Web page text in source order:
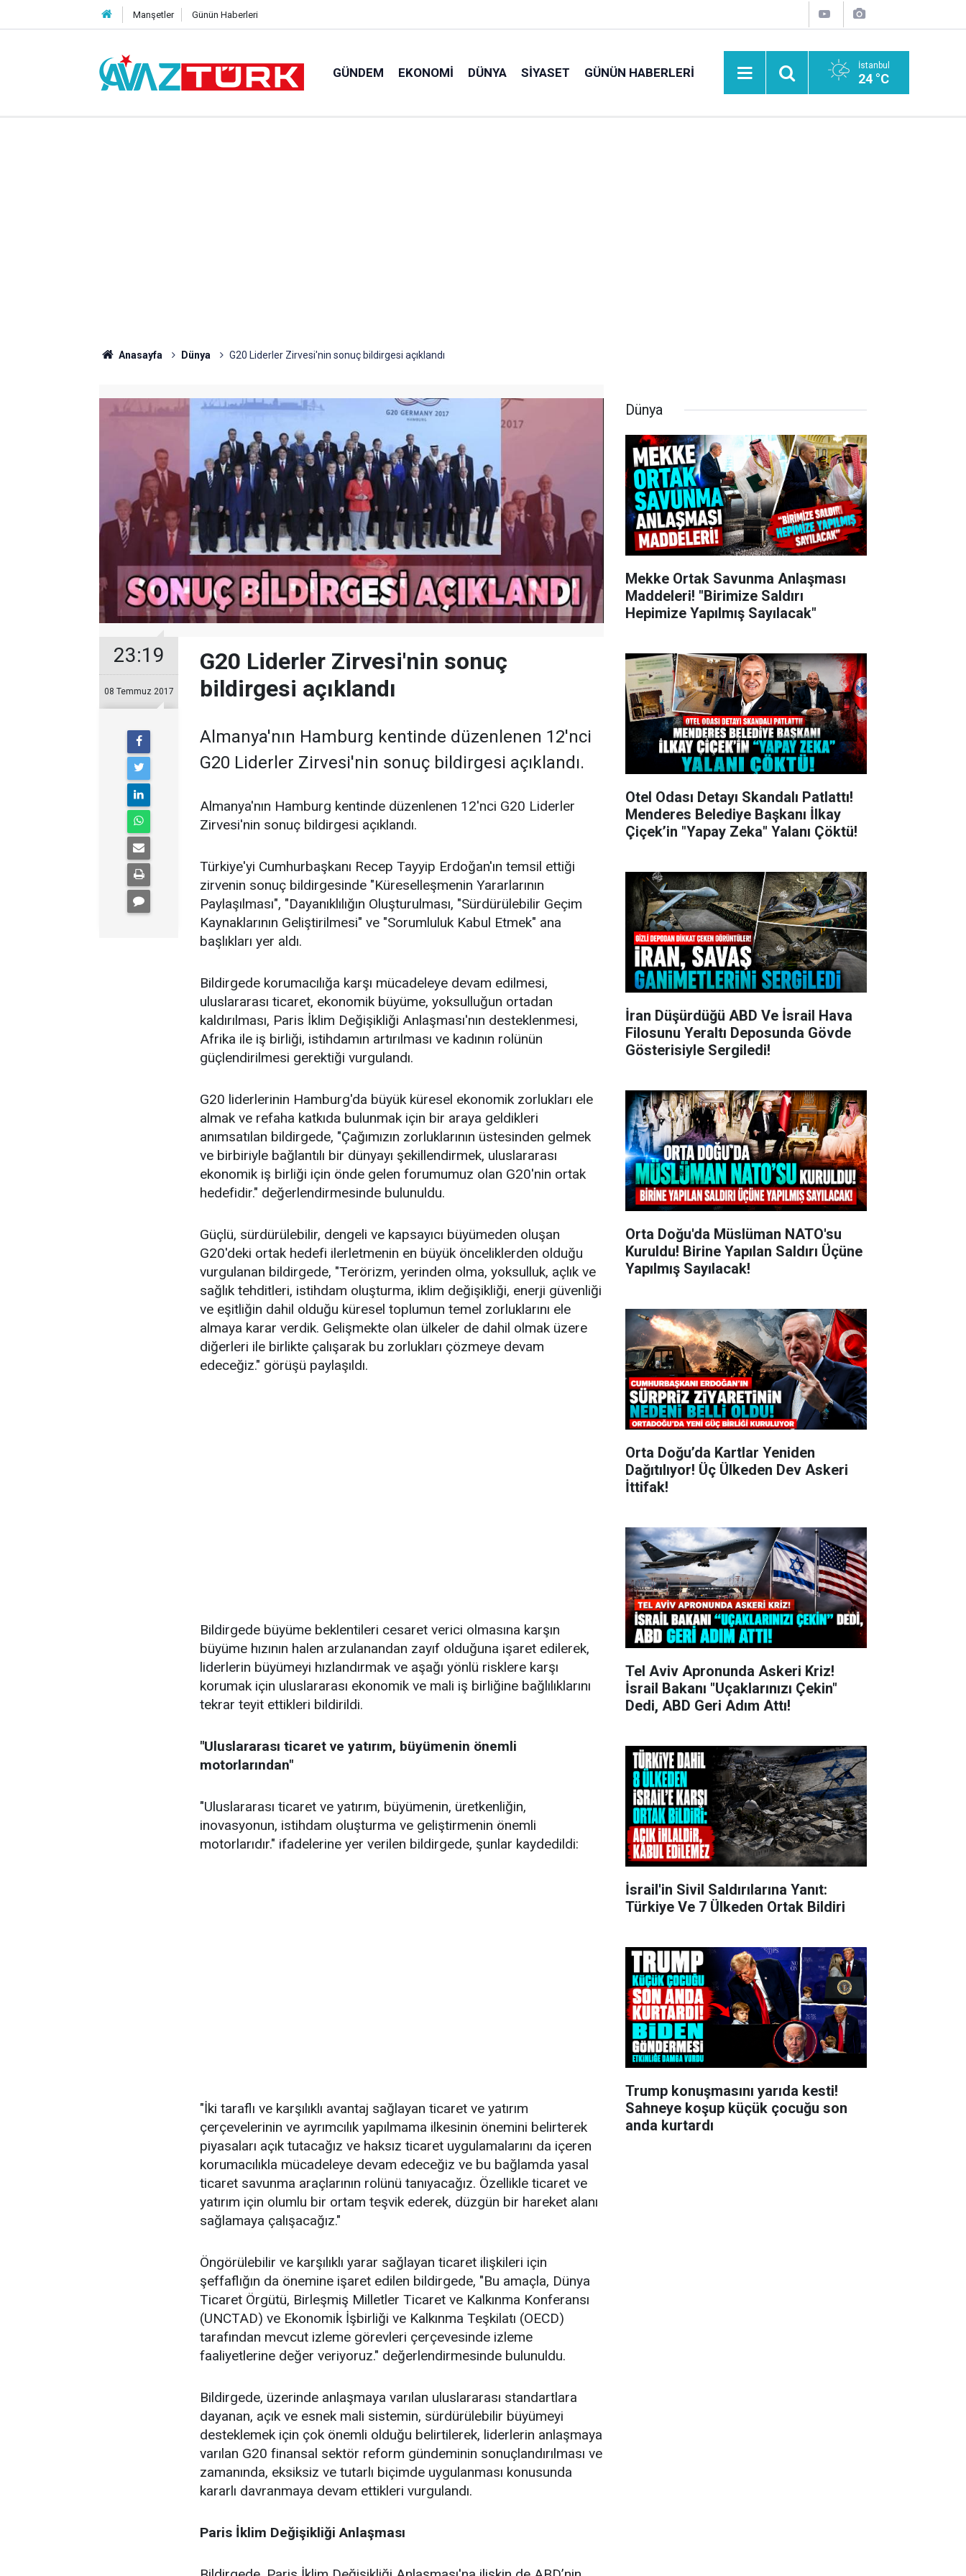
Manşetler Günün Haberleri
GÜNDEM EKONOMI DÜNYA SIYASET GÜNÜN HABERLERI İstanbul
24 °C
Anasayfa Dünya G20 Liderler Zirvesi'nin sonuç bildirgesi açıklandı
23:19
08 Temmuz 2017
G20 Liderler Zirvesi'nin sonuç
bildirgesi açıklandı
Almanya'nın Hamburg kentinde düzenlenen 12'nci
G20 Liderler Zirvesi'nin sonuç bildirgesi açıklandı.
Almanya'nın Hamburg kentinde düzenlenen 12'nci G20 Liderler
Zirvesi'nin sonuç bildirgesi açıklandı.
Türkiye'yi Cumhurbaşkanı Recep Tayyip Erdoğan'ın temsil ettiği
zirvenin sonuç bildirgesinde "Küreselleşmenin Yararlarının
Paylaşılması", "Dayanıklılığın Oluşturulması, "Sürdürülebilir Geçim
Kaynaklarının Geliştirilmesi" ve "Sorumluluk Kabul Etmek" ana
başlıkları yer aldı.
Bildirgede korumacılığa karşı mücadeleye devam edilmesi,
uluslararası ticaret, ekonomik büyüme, yoksulluğun ortadan
kaldırılması, Paris İklim Değişikliği Anlaşması'nın desteklenmesi,
Afrika ile iş birliği, istihdamın artırılması ve kadının rolünün
güçlendirilmesi gerektiği vurgulandı.
G20 liderlerinin Hamburg'da büyük küresel ekonomik zorlukları ele
almak ve refaha katkıda bulunmak için bir araya geldikleri
anımsatılan bildirgede, "Çağımızın zorluklarının üstesinden gelmek
ve birbiriyle bağlantılı bir dünyayı şekillendirmek, uluslararası
ekonomik iş birliği için önde gelen forumumuz olan G20'nin ortak
hedefidir." değerlendirmesinde bulunuldu.
Güçlü, sürdürülebilir, dengeli ve kapsayıcı büyümeden oluşan
G20'deki ortak hedefi ilerletmenin en büyük önceliklerden olduğu
vurgulanan bildirgede, "Terörizm, yerinden olma, yoksulluk, açlık ve
sağlık tehditleri, istihdam oluşturma, iklim değişikliği, enerji güvenliği
ve eşitliğin dahil olduğu küresel toplumun temel zorluklarını ele
almaya karar verdik. Gelişmekte olan ülkeler de dahil olmak üzere
diğerleri ile birlikte çalışarak bu zorlukları çözmeye devam
edeceğiz." görüşü paylaşıldı.
Bildirgede büyüme beklentileri cesaret verici olmasına karşın
büyüme hızının halen arzulanandan zayıf olduğuna işaret edilerek,
liderlerin büyümeyi hızlandırmak ve aşağı yönlü risklere karşı
korumak için uluslararası ekonomik ve mali iş birliğine bağlılıklarını
tekrar teyit ettikleri bildirildi.
"Uluslararası ticaret ve yatırım, büyümenin önemli
motorlarından"
"Uluslararası ticaret ve yatırım, büyümenin, üretkenliğin,
inovasyonun, istihdam oluşturma ve geliştirmenin önemli
motorlarıdır." ifadelerine yer verilen bildirgede, şunlar kaydedildi:
"İki taraflı ve karşılıklı avantaj sağlayan ticaret ve yatırım
çerçevelerinin ve ayrımcılık yapılmama ilkesinin önemini belirterek
piyasaları açık tutacağız ve haksız ticaret uygulamalarını da içeren
korumacılıkla mücadeleye devam edeceğiz ve bu bağlamda yasal
ticaret savunma araçlarının rolünü tanıyacağız. Özellikle ticaret ve
yatırım için olumlu bir ortam teşvik ederek, düzgün bir hareket alanı
sağlamaya çalışacağız."
Öngörülebilir ve karşılıklı yarar sağlayan ticaret ilişkileri için
şeffaflığın da önemine işaret edilen bildirgede, "Bu amaçla, Dünya
Ticaret Örgütü, Birleşmiş Milletler Ticaret ve Kalkınma Konferansı
(UNCTAD) ve Ekonomik İşbirliği ve Kalkınma Teşkilatı (OECD)
tarafından mevcut izleme görevleri çerçevesinde izleme
faaliyetlerine değer veriyoruz." değerlendirmesinde bulunuldu.
Bildirgede, üzerinde anlaşmaya varılan uluslararası standartlara
dayanan, açık ve esnek mali sistemin, sürdürülebilir büyümeyi
desteklemek için çok önemli olduğu belirtilerek, liderlerin anlaşmaya
varılan G20 finansal sektör reform gündeminin sonuçlandırılması ve
zamanında, eksiksiz ve tutarlı biçimde uygulanması konusunda
kararlı davranmaya devam ettikleri vurgulandı.
Paris İklim Değişikliği Anlaşması
Dünya
Mekke Ortak Savunma Anlaşması
Maddeleri! "Birimize Saldırı
Hepimize Yapılmış Sayılacak"
Otel Odası Detayı Skandalı Patlattı!
Menderes Belediye Başkanı İlkay
Çiçek’in "Yapay Zeka" Yalanı Çöktü!
İran Düşürdüğü ABD Ve İsrail Hava
Filosunu Yeraltı Deposunda Gövde
Gösterisiyle Sergiledi!
Orta Doğu'da Müslüman NATO'su
Kuruldu! Birine Yapılan Saldırı Üçüne
Yapılmış Sayılacak!
Orta Doğu’da Kartlar Yeniden
Dağıtılıyor! Üç Ülkeden Dev Askeri
İttifak!
Tel Aviv Apronunda Askeri Kriz!
İsrail Bakanı "Uçaklarınızı Çekin"
Dedi, ABD Geri Adım Attı!
İsrail'in Sivil Saldırılarına Yanıt:
Türkiye Ve 7 Ülkeden Ortak Bildiri
Trump konuşmasını yarıda kesti!
Sahneye koşup küçük çocuğu son
anda kurtardı